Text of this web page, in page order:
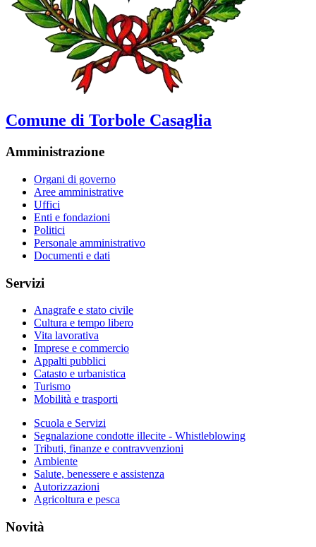
Comune di Torbole Casaglia
Amministrazione
Organi di governo
Aree amministrative
Uffici
Enti e fondazioni
Politici
Personale amministrativo
Documenti e dati
Servizi
Anagrafe e stato civile
Cultura e tempo libero
Vita lavorativa
Imprese e commercio
Appalti pubblici
Catasto e urbanistica
Turismo
Mobilità e trasporti
Scuola e Servizi
Segnalazione condotte illecite - Whistleblowing
Tributi, finanze e contravvenzioni
Ambiente
Salute, benessere e assistenza
Autorizzazioni
Agricoltura e pesca
Novità